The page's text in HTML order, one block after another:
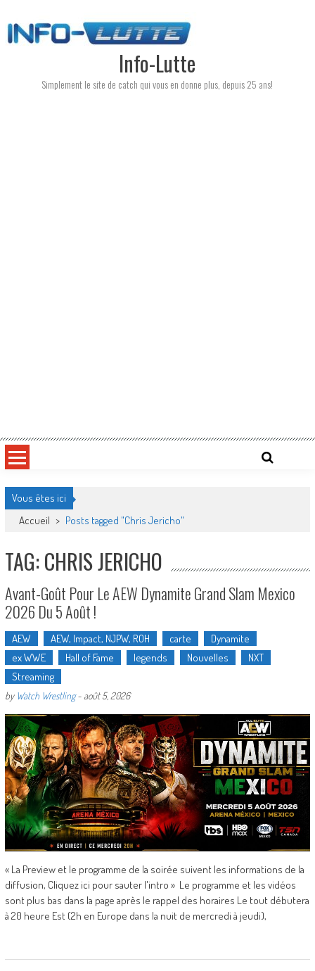
to
content
Info-Lutte
Simplement le site de catch qui vous en donne plus, depuis 25 ans!
Vous êtes ici
Accueil > Posts tagged "Chris Jericho"
TAG: CHRIS JERICHO
Avant-Goût Pour Le AEW Dynamite Grand Slam Mexico
2026 Du 5 Août !
AEW AEW, Impact, NJPW, ROH carte
Dynamite
ex WWE
Hall of Fame legends Nouvelles
NXT
Streaming
by Watch Wrestling- août 5, 2026
« La Preview et le programme de la soirée suivent les informations de la
diffusion, Cliquez ici pour sauter l'intro » Le programme et les vidéos
sont plus bas dans la page après le rappel des horaires Le tout débutera
à 20 heure Est (2h en Europe dans la nuit de mercredi à jeudi),